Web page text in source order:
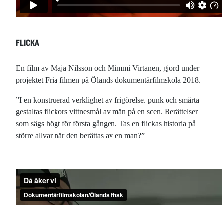
FLICKA
En film av Maja Nilsson och Mimmi Virtanen, gjord under
projektet Fria filmen på Ölands dokumentärfilmskola 2018.
”I en konstruerad verklighet av frigörelse, punk och smärta
gestaltas flickors vittnesmål av män på en scen. Berättelser
som sägs högt för första gången. Tas en flickas historia på
större allvar när den berättas av en man?”